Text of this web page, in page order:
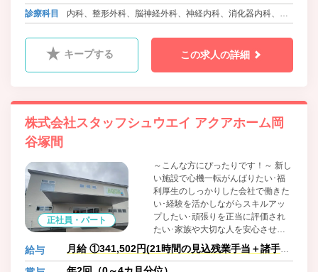
中央本線 下諏訪駅より車10分
診療科目
内科、整形外科、脳神経外科、神経内科、消化器内科、循
歯科、歯科口腔外科
キープする この求人の詳細
株式会社スタッフシュウエイ アクアホーム岡
谷塚間
正社員・パート
～こんな方にぴったりです！～ 新し
い施設で心機一転がんばりたい･福
利厚生のしっかりした会社で働きた
い･経験を活かしながらスキルアッ
プしたい･頑張りを正当に評価され
たい･家族や大切な人を安心させた
い
給与
月給 ①341,502円(21時間の見込残業手当＋諸手当
含む)